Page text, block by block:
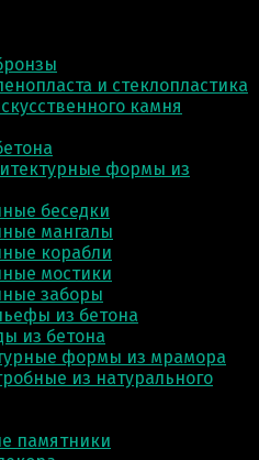
и стеклопластика
камня
формы из
беседки
мангалы
корабли
мостики
заборы
из бетона
из бетона
формы из мрамора
из натурального
памятники